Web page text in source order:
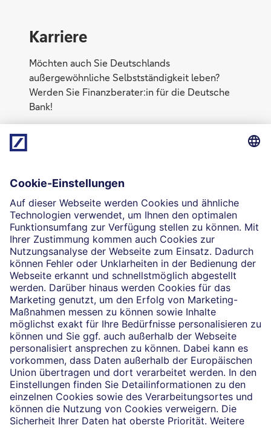
Dörte Haagen
Karriere
Möchten auch Sie Deutschlands
außergewöhnliche Selbstständigkeit leben?
Werden Sie Finanzberater:in für die Deutsche
Bank!
Die selbstständigen Finanzberater:innen beraten in
Finanzgeschäften, die sie für die Deutsche Bank AG
vermitteln dürfen. Das Einverständnis zu den dabei
vermittelten Verträgen sowie in diesem
Zusammenhang erforderliche Erklärungen werden
stets rechtsverbindlich nur durch die Deutsche Bank
AG oder durch die mit ihr kooperierenden
Produktpartner gegeben.
Impressum
Rechtliche Hinweise
Datenschutz
Cookie-Einstellungen